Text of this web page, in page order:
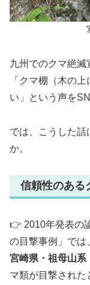
九州でのクマ絶滅
「クマ棚（木の
い」という声を
では、こうした話
か。
信頼性のある
👉️ 2010年発表の
の目撃事例」では
宮崎県・祖母山系
マ類が目撃された